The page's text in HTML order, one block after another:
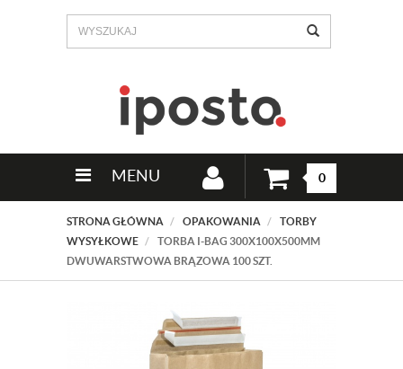
MENU 0
STRONA GŁÓWNA OPAKOWANIA
TORBY
WYSYŁKOWE
TORBA I-BAG 300X100X500MM
DWUWARSTWOWA BRĄZOWA 100 SZT.